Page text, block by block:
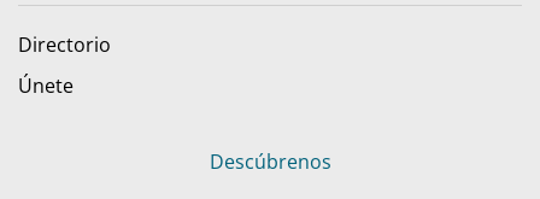
Directorio
Únete
Descúbrenos